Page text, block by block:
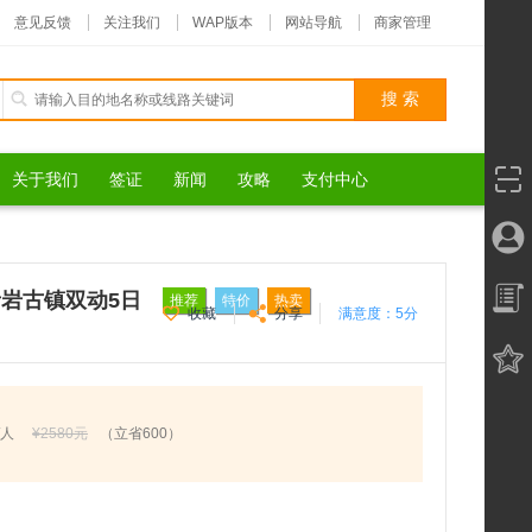
意见反馈 关注我们 WAP版本 网站导航 商家管理
关于我们 签证 新闻 攻略 支付中心
古镇双动5日游 推荐 特价 热卖
收藏 分享 满意度： 5分
¥2580元 （立省600）